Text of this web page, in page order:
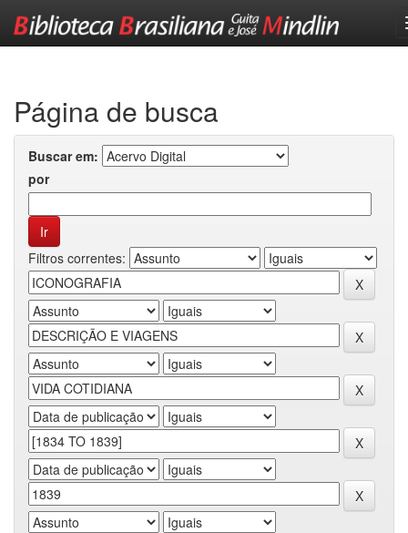
Página de busca
Buscar em:
por
Filtros correntes: